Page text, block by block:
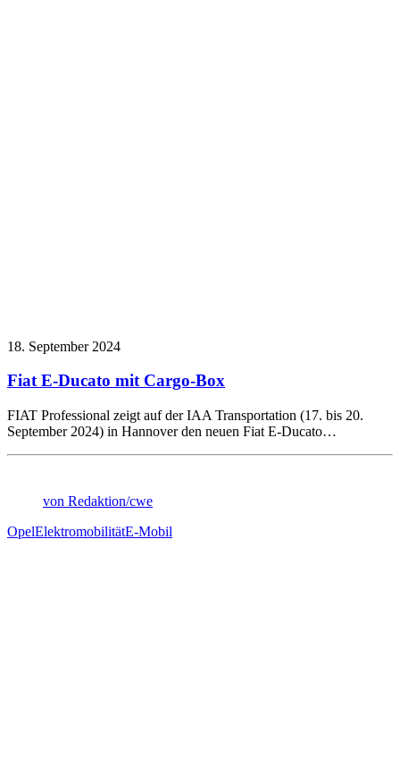
18. September 2024
Fiat E-Ducato mit Cargo-Box
FIAT Professional zeigt auf der IAA Transportation (17. bis 20.
September 2024) in Hannover den neuen Fiat E-Ducato…
von Redaktion/cwe
OpelElektromobilitätE-Mobil